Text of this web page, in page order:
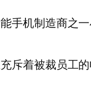
手机制造商之
斥着被裁员工